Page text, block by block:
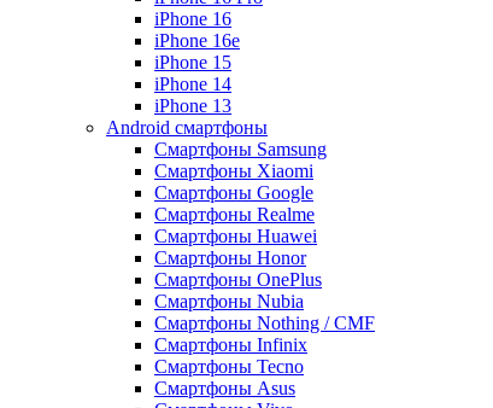
iPhone 16
iPhone 16e
iPhone 15
iPhone 14
iPhone 13
Android cмартфоны
Смартфоны Samsung
Смартфоны Xiaomi
Смартфоны Google
Смартфоны Realme
Смартфоны Huawei
Смартфоны Honor
Смартфоны OnePlus
Смартфоны Nubia
Смартфоны Nothing / CMF
Смартфоны Infinix
Смартфоны Tecno
Смартфоны Asus